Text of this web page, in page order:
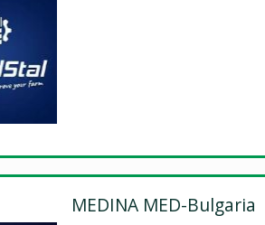
MEDINA MED-Bulgaria